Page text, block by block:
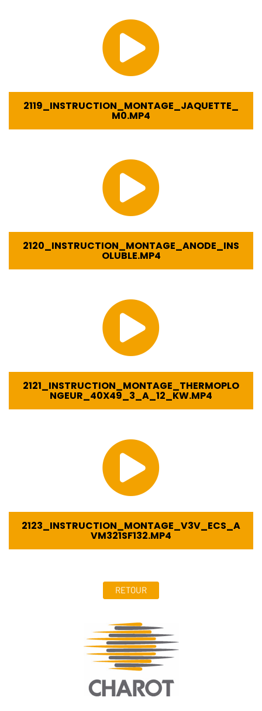
2119_INSTRUCTION_MONTAGE_JAQUETTE_
M0.MP4
2120_INSTRUCTION_MONTAGE_ANODE_INS
OLUBLE.MP4
2121_INSTRUCTION_MONTAGE_THERMOPLO
NGEUR_40X49_3_A_12_KW.MP4
2123_INSTRUCTION_MONTAGE_V3V_ECS_A
VM321SF132.MP4
RETOUR